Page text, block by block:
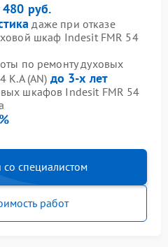
480 руб.
даже при отказе
шкаф Indesit FMR 54
по ремонту духовых
K.A (AN) до 3-х лет
шкафов Indesit FMR 54
со специалистом
работ